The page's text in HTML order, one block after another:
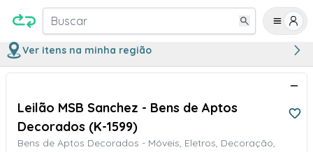
Buscar
Ver itens na minha região
Leilão MSB Sanchez - Bens de Aptos
Decorados (K-1599)
Bens de Aptos Decorados - Móveis, Eletros, Decoração,